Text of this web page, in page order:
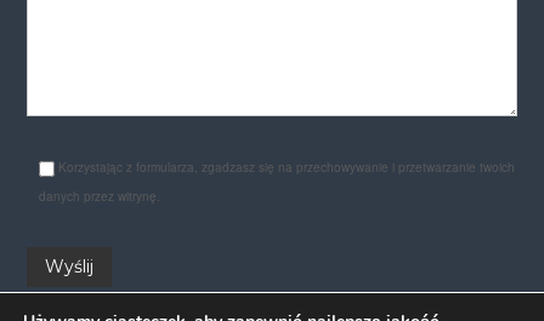
Korzystając z formularza, zgadzasz się na przechowywanie i przetwarzanie twoich
danych przez witrynę.